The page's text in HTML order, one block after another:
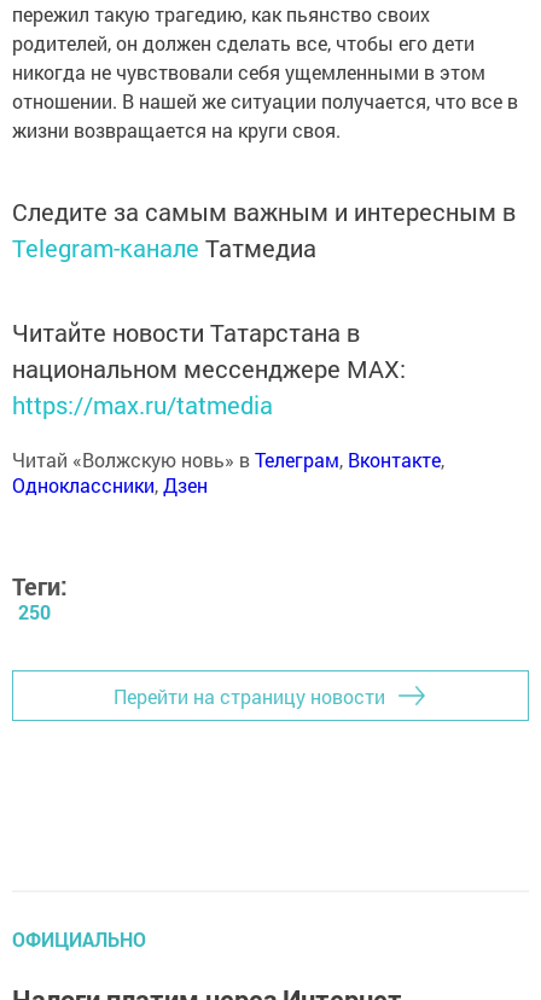
пережил такую трагедию, как пьянство своих
родителей, он должен сделать все, чтобы его дети
никогда не чувствовали себя ущемленными в этом
отношении. В нашей же ситуации получается, что все в
жизни возвращается на круги своя.
Следите за самым важным и интересным в
Telegram-канале Татмедиа
Читайте новости Татарстана в
национальном мессенджере MАХ:
https://max.ru/tatmedia
Читай «Волжскую новь» вТелеграм, Вконтакте,
Одноклассники,Дзен
Теги:
250
Перейти на страницу новости
ОФИЦИАЛЬНО